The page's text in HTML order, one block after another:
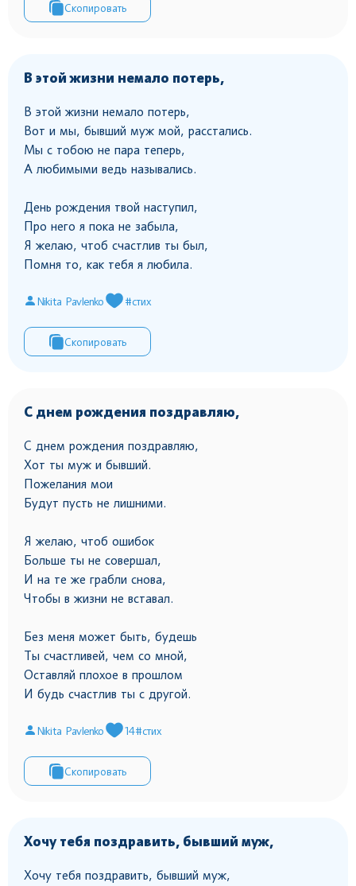
Скопировать
В этой жизни немало потерь,
В этой жизни немало потерь,
Вот и мы, бывший муж мой, расстались.
Мы с тобою не пара теперь,
А любимыми ведь назывались.
День рождения твой наступил,
Про него я пока не забыла,
Я желаю, чтоб счастлив ты был,
Помня то, как тебя я любила.
Nikita Pavlenko #стих
Скопировать
С днем рождения поздравляю,
С днем рождения поздравляю,
Хот ты муж и бывший.
Пожелания мои
Будут пусть не лишними.
Я желаю, чтоб ошибок
Больше ты не совершал,
И на те же грабли снова,
Чтобы в жизни не вставал.
Без меня может быть, будешь
Ты счастливей, чем со мной,
Оставляй плохое в прошлом
И будь счастлив ты с другой.
Nikita Pavlenko 14#стих
Скопировать
Хочу тебя поздравить, бывший муж,
Хочу тебя поздравить, бывший муж,